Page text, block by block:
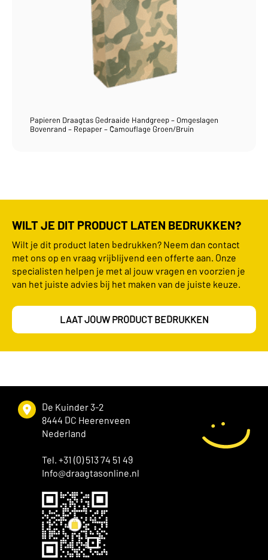
Papieren Draagtas Gedraaide Handgreep – Omgeslagen
Bovenrand – Repaper – Camouflage Groen/Bruin
WILT JE DIT PRODUCT LATEN BEDRUKKEN?
Wilt je dit product laten bedrukken? Neem dan contact
met ons op en vraag vrijblijvend een offerte aan. Onze
specialisten helpen je met al jouw vragen en voorzien je
van het juiste advies bij het maken van de juiste keuze.
LAAT JOUW PRODUCT BEDRUKKEN
De Kuinder 3-2
8444 DC Heerenveen
Nederland
Tel. +31 (0) 513 74 51 49
Info@draagtasonline.nl